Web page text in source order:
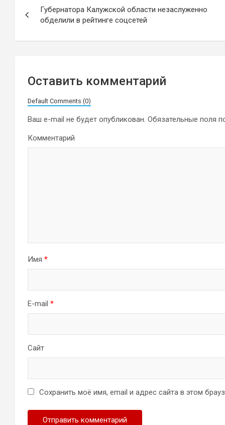
по
записям
Губернатора Калужской области незаслуженно
обделили в рейтинге соцсетей
Оставить комментарий
Default Comments (0)
Ваш e-mail не будет опубликован. Обязательные поля
Комментарий
Имя *
E-mail *
Сайт
Сохранить моё имя, email и адрес сайта в этом